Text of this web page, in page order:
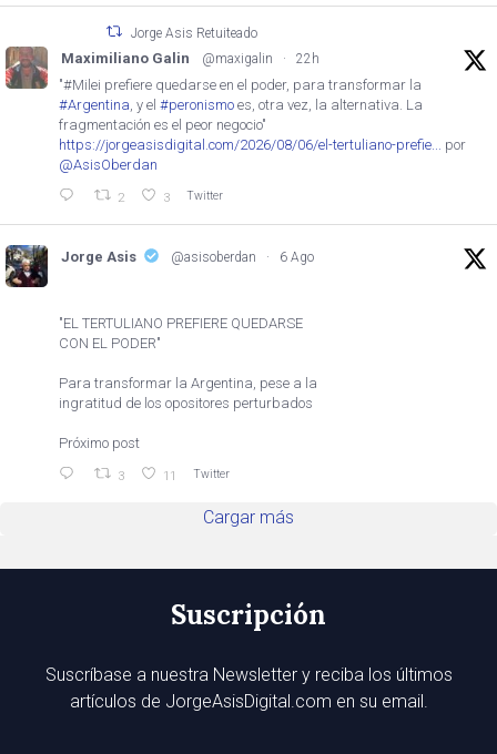
Jorge Asis Retuiteado
Maximiliano Galin @maxigalin · 22h
"#Milei prefiere quedarse en el poder, para transformar la
#Argentina , y el #peronismo es, otra vez, la alternativa. La
fragmentación es el peor negocio"
https://jorgeasisdigital.com/2026/08/06/el-tertuliano-prefie...
por
@AsisOberdan
2 3 Twitter
Jorge Asis @asisoberdan · 6 Ago
"EL TERTULIANO PREFIERE QUEDARSE
CON EL PODER"
Para transformar la Argentina, pese a la
ingratitud de los opositores perturbados
Próximo post
3 11 Twitter
Cargar más
Suscripción
Suscríbase a nuestra Newsletter y reciba los últimos
artículos de JorgeAsisDigital.com en su email.